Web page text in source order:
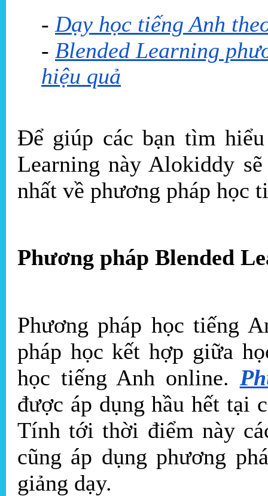
- Dạy học tiếng Anh
- Blended Learning
hiệu quả
Để giúp các bạn tìm
Learning này Alokiddy
nhất về phương pháp học
Phương pháp Blended
Phương pháp học tiếng
pháp học kết hợp giữa
học tiếng Anh online.
được áp dụng hầu hết tại
Tính tới thời điểm này
cũng áp dụng phương
giảng dạy.